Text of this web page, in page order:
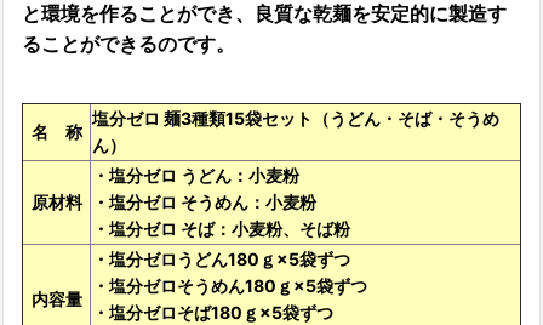
と環境を作ることができ、良質な乾麺を安定的に製造す
ることができるのです。
名 称
塩分ゼロ 麺3種類15袋セット（うどん・そば・そうめ
ん）
原材料
・塩分ゼロ うどん：小麦粉
・塩分ゼロ そうめん：小麦粉
・塩分ゼロ そば：小麦粉、そば粉
内容量
・塩分ゼロうどん180ｇ×5袋ずつ
・塩分ゼロそうめん180ｇ×5袋ずつ
・塩分ゼロそば180ｇ×5袋ずつ